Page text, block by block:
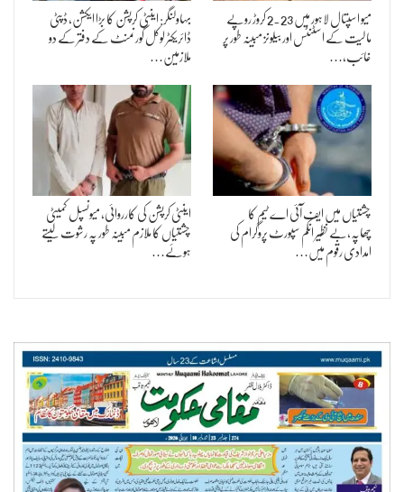
میو اسپتال لاہور میں 2.23 کروڑ روپے
مالیت کے اسٹنٹس اور بیلونز مبینہ طور پر
غائب،…
بہاولنگر: اینٹی کرپشن کا بڑا ایکشن، ڈپٹی
ڈائریکٹر لوکل گورنمنٹ کے دفتر کے دو
ملازمین…
چشتیاں میں ایف آئی اے ٹیم کا
چھاپہ،بے نظیر انکم سپورٹ پروگرام کی
امدادی رقوم میں…
اینٹی کرپشن کی کارروائی، میونسپل کمیٹی
چشتیاں کا ملازم مبینہ طور پہ رشوت لیتے
ہوئے…